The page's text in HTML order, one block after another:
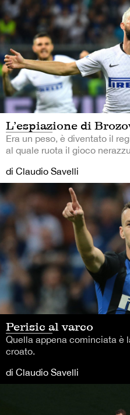
L’espiazione di
Era un peso, è diventato il
al quale ruota il gioco
di Claudio Savelli
Perisic al varco
Quella appena cominciata è
croato.
di Claudio Savelli